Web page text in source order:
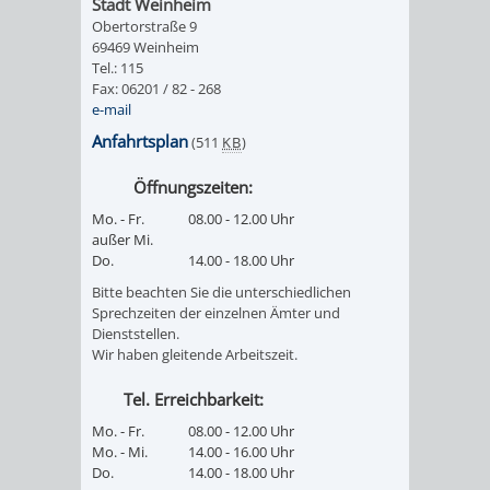
FRIEDHÖFE
BESTATTUNGSMÖGLICHKEITEN
HAUPTFRIEDHOF
FRIEDHÖFE
HOHENSACHSEN
FRIEDHOF
LÜTZELSACHSEN
FRIEDHOF
FRIEDHOF
FRIEDHOF
THEATER
MUSEUM
VERANSTALTUNGEN
KINDER
MUSEUM
A
BIS
AUSLEIHE
MEDIENANGEBOTE
VERANSTALTER
VERANSTALTUNGSRÄUME
GEOPORTAL
Obertorstraße 9
69469 Weinheim
Tel.: 115
Fax: 06201 / 82 - 268
e-mail
Anfahrtsplan(511 KB)
Öffnungszeiten:
Mo. - Fr.
außer Mi.
08.00 - 12.00 Uhr
Do.
14.00 - 18.00 Uhr
Bitte beachten Sie die unterschiedlichen
Sprechzeiten der einzelnen Ämter und
Dienststellen.
Wir haben gleitende Arbeitszeit.
Tel. Erreichbarkeit:
Mo. - Fr.
08.00 - 12.00 Uhr
Mo. - Mi.
14.00 - 16.00 Uhr
Do.
14.00 - 18.00 Uhr